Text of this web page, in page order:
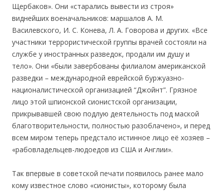
Щербаков». Они «старались вывести из строя»
виднейших военачальников: маршалов А. М.
Василевского, И. С. Конева, Л. А. Говорова и других. «Все
участники террористической группы врачей состояли на
службе у иностранных разведок, продали им душу и
тело». Они «были завербованы филиалом американской
разведки – международной еврейской буржуазно-
националистической организацией “Джойнт”. Грязное
лицо этой шпионской сионистской организации,
прикрывавшей свою подлую деятельность под маской
благотворительности, полностью разоблачено», и перед
всем миром теперь предстало истинное лицо её хозяев –
«рабовладельцев-людоедов из США и Англии».
Так впервые в советской печати появилось ранее мало
кому известное слово «сионисты», которому была